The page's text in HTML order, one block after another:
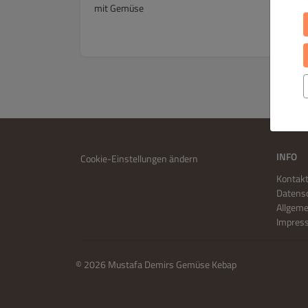
mit Gemüse
Cookie-Einstellungen ändern
INFO
© 2026 Mustafa Demirs Gemüse Kebap